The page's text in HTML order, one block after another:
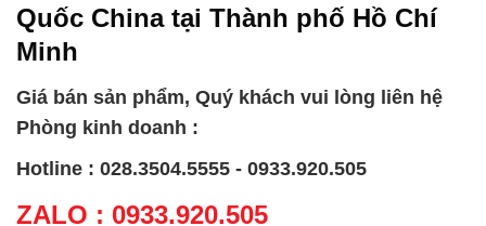
Quốc China tại Thành phố Hồ Chí
Minh
Giá bán sản phẩm, Quý khách vui lòng liên hệ
Phòng kinh doanh :
Hotline : 028.3504.5555 - 0933.920.505
ZALO : 0933.920.505